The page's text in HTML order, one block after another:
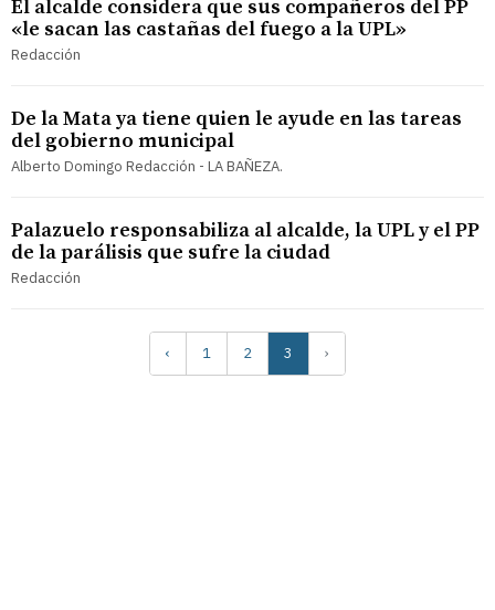
El alcalde considera que sus compañeros del PP
«le sacan las castañas del fuego a la UPL»
Redacción
De la Mata ya tiene quien le ayude en las tareas
del gobierno municipal
Alberto Domingo Redacción - LA BAÑEZA.
Palazuelo responsabiliza al alcalde, la UPL y el PP
de la parálisis que sufre la ciudad
Redacción
‹ 1 2 3 ›